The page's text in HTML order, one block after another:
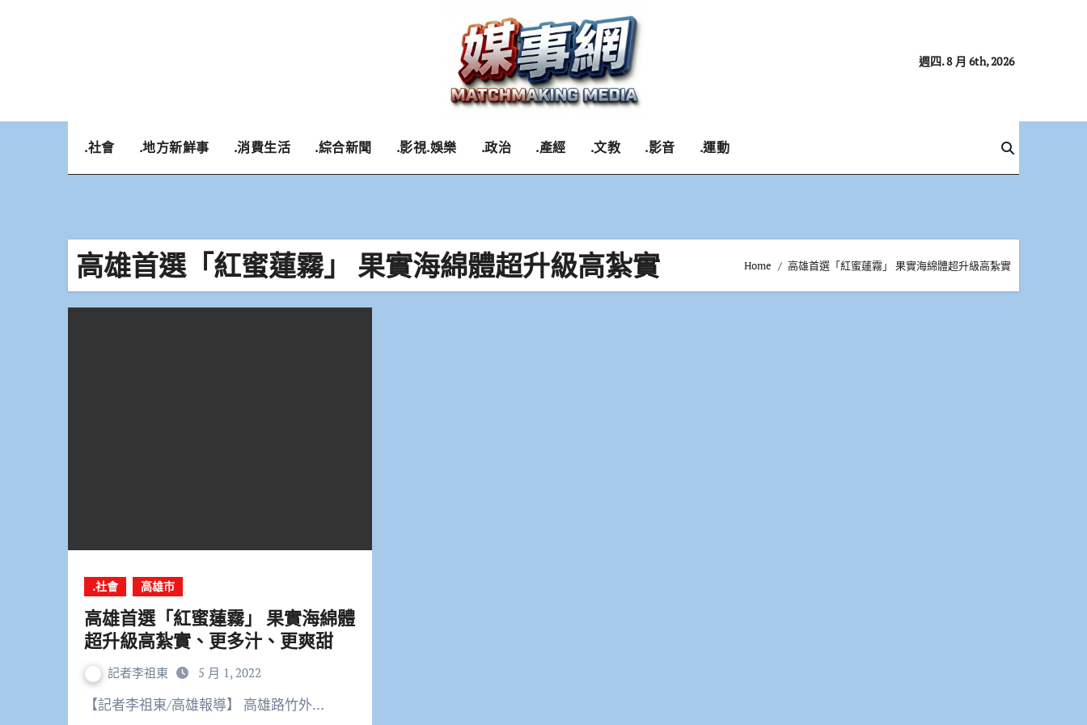
週四. 8 月 6th, 2026
.社會 .地方新鮮事 .消費生活 .綜合新聞 .影視.娛樂 .政治 .產經 .文教 .影音 .運動
高雄首選「紅蜜蓮霧」 果實海綿體超升級高紮實 Home 高雄首選「紅蜜蓮霧」 果實海綿體超升級高紮實
.社會 高雄市
高雄首選「紅蜜蓮霧」 果實海綿體
超升級高紮實、更多汁、更爽甜
記者李祖東 5 月 1, 2022
【記者李祖東/高雄報導】 高雄路竹外…